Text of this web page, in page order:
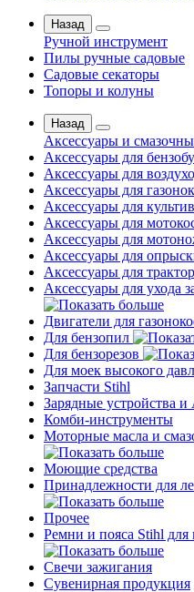
Назад
Ручной инструмент
Пилы ручные садовые
Садовые секаторы
Топоры и колуны
Назад
Аксессуары и
Аксессуары для
Аксессуары для
Аксессуары для
Аксессуары для
Аксессуары для
Аксессуары для
Аксессуары для
Аксессуары для
Аксессуары для ухода
Двигатели для
Для бензопил
Для бензорезов
Для моек высокого
Запчасти Stihl
Зарядные устройства
Комби-инструменты
Моторные масла и
Моющие средства
Принадлежности для
Прочее
Ремни и пояса Stihl для
Свечи зажигания
Сувенирная продукция